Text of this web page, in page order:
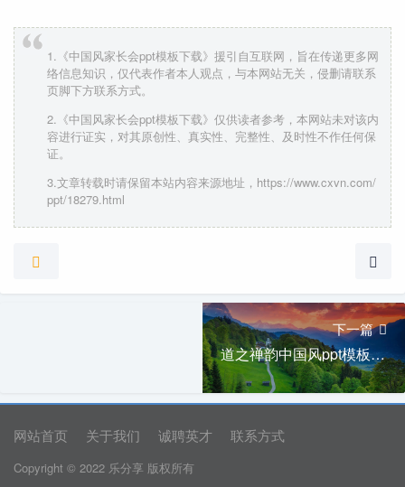
1.《中国风家长会ppt模板下载》援引自互联网，旨在传递更多网
络信息知识，仅代表作者本人观点，与本网站无关，侵删请联系
页脚下方联系方式。
2.《中国风家长会ppt模板下载》仅供读者参考，本网站未对该内
容进行证实，对其原创性、真实性、完整性、及时性不作任何保
证。
3.文章转载时请保留本站内容来源地址，https://www.cxvn.com/
ppt/18279.html
下一篇
道之禅韵中国风ppt模板下载
网站首页 关于我们 诚聘英才 联系方式
Copyright © 2022 乐分享 版权所有